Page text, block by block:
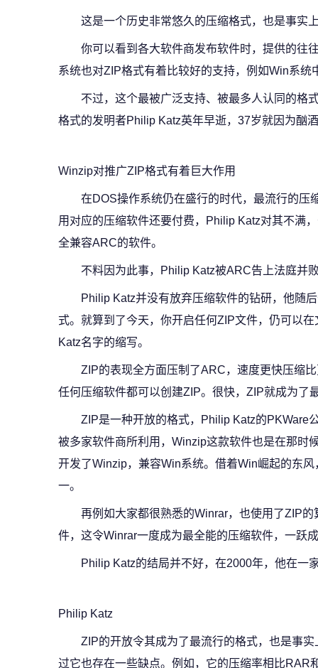
这是一个历史非常悠久的压缩格式，也是事实
你可以看到各大软件商发布软件时，提供的往
系统也对ZIP格式有着比较好的支持，例如Win系
不过，这个最被广泛支持、被最多人认同的
格式的发明者Philip Katz英年早逝，37岁就因为酗
Winzip对推广ZIP格式有着巨大作用
在DOS操作系统仍在盛行的时代，最流行的压
用对应的压缩软件还要付费，Philip Katz对其不满
全兼容ARC的软件。
不料因为此事，Philip Katz被ARC告上法庭并
Philip Katz并没有放弃压缩软件的钻研，他随
式。就算到了今天，你开启任何ZIP文件，仍可以
Katz名字的缩写。
ZIP的表现全方面压制了ARC，速度更快压缩
任何压缩软件都可以创建ZIP。很快，ZIP就成为了
ZIP是一种开放的格式，Philip Katz的PKWare
被多家软件商所利用，Winzip这款软件也是在那时
开发了Winzip，兼容Win系统。借着Win崛起的东
一。
再例如大家都很熟悉的Winrar，也使用了ZIP
件，这令Winrar一度成为最全能的压缩软件，一跃
Philip Katz的结局并不好，在2000年，他在一
Philip Katz
ZIP的开放令其成为了最流行的格式，也是事
过它也存在一些缺点。例如，它的压缩率相比RAR